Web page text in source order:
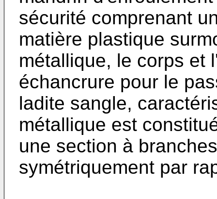
sécurité comprenant
matière plastique
métallique, le corps et
échancrure pour le
ladite sangle,
métallique est
une section à
symétriquement par